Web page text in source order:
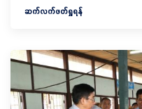
ဆက်လက်ဖတ်ရှုရန်